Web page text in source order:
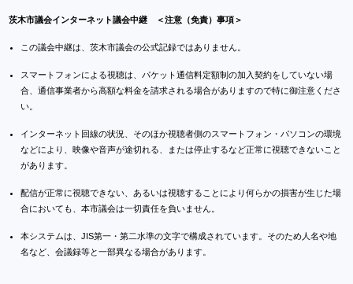
茨木市議会インターネット議会中継 ＜注意（免責）事項＞
この議会中継は、茨木市議会の公式記録ではありません。
スマートフォンによる視聴は、パケット通信料定額制の加入契約をしていない場
合、通信事業者から高額な料金を請求される場合がありますので特に御注意くださ
い。
インターネット回線の状況、そのほか視聴者側のスマートフォン・パソコンの環境
などにより、映像や音声が途切れる、または停止するなど正常に視聴できないこと
があります。
配信が正常に視聴できない、あるいは視聴することにより何らかの損害が生じた場
合においても、本市議会は一切責任を負いません。
本システムは、JIS第一・第二水準の文字で構成されています。そのため人名や地
名など、会議録等と一部異なる場合があります。